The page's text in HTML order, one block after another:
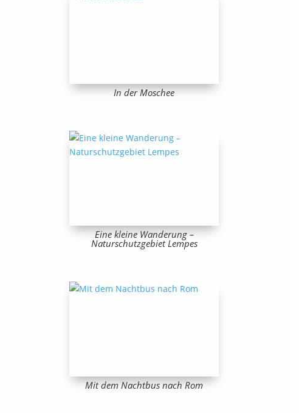
In der Moschee
Eine kleine Wanderung –
Naturschutzgebiet Lempes
Mit dem Nachtbus nach Rom